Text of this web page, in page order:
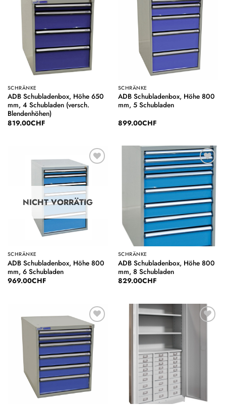
Auf die
Wunschliste
SCHRÄNKE
ADB Schubladenbox, Höhe 650
mm, 4 Schubladen (versch.
Blendenhöhen)
819.00CHF
Auf die
Wunschliste
SCHRÄNKE
ADB Schubladenbox, Höhe 800
mm, 5 Schubladen
899.00CHF
Auf die
Wunschliste
NICHT VORRÄTIG
SCHRÄNKE
ADB Schubladenbox, Höhe 800
mm, 6 Schubladen
969.00CHF
Auf die
Wunschliste
SCHRÄNKE
ADB Schubladenbox, Höhe 800
mm, 8 Schubladen
829.00CHF
Auf die
Wunschliste